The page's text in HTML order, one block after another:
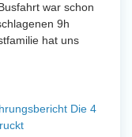
war schon
9h
hat uns
Die 4